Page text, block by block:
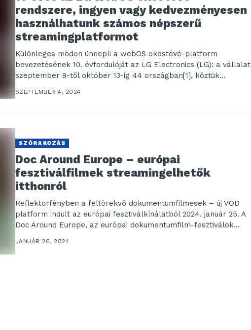
rendszere, ingyen vagy kedvezményesen
használhatunk számos népszerű
streamingplatformot
Különleges módon ünnepli a webOS okostévé-platform
bevezetésének 10. évfordulóját az LG Electronics (LG): a vállalat
szeptember 9-től október 13-ig 44 országban[1], köztük
SZEPTEMBER 4, 2024
SZÓRAKOZÁS
Doc Around Europe – európai
fesztiválfilmek streamingelhetők
itthonról
Reflektorfényben a feltörekvő dokumentumfilmesek – új VOD
platform indult az európai fesztiválkínálatból 2024. január 25. A
Doc Around Europe, az európai dokumentumfilm-fesztiválok
JANUÁR 26, 2024